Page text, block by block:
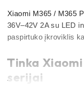
Xiaomi M365 / M365
36V–42V 2A su LED
paspirtuko įkroviklis
Tinka
serijai